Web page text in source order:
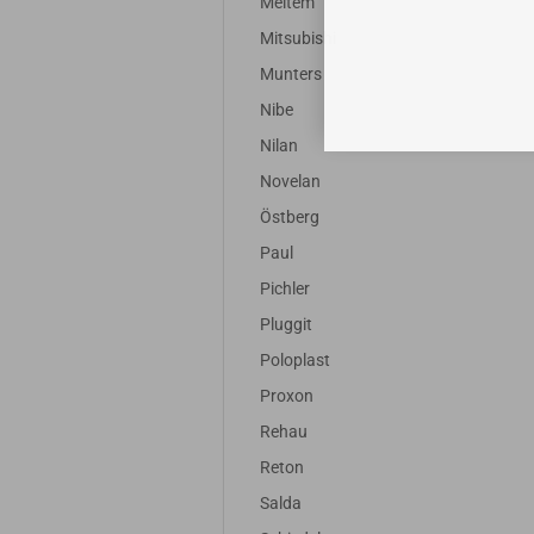
Mitsubishi
Munters
Nibe
Nilan
Novelan
Östberg
Paul
Pichler
Pluggit
Poloplast
Proxon
Rehau
Reton
Salda